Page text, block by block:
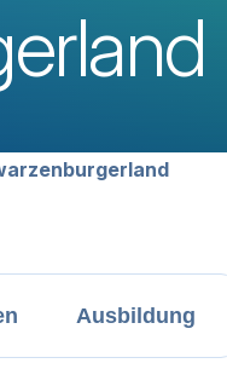
Ausbildung